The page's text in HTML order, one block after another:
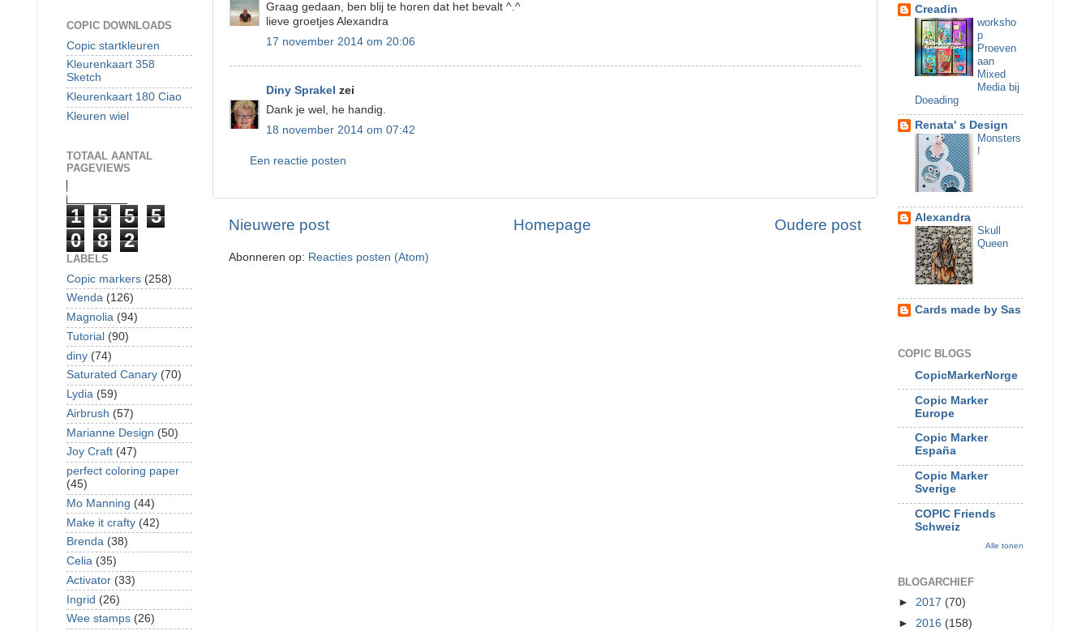
Graag gedaan, ben blij te horen dat het bevalt ^.^
lieve groetjes Alexandra
17 november 2014 om 20:06
Diny Sprakel zei
Dank je wel, he handig.
18 november 2014 om 07:42
Een reactie posten
Nieuwere post Oudere post
Homepage
Abonneren op: Reacties posten (Atom)
COPIC DOWNLOADS
Copic startkleuren
Kleurenkaart 358
Sketch
Kleurenkaart 180 Ciao
Kleuren wiel
TOTAAL AANTAL
PAGEVIEWS
1 5 5
5
0
8 2
LABELS
Copic markers (258)
Wenda (126)
Magnolia (94)
Tutorial (90)
diny (74)
Saturated Canary (70)
Lydia (59)
Airbrush (57)
Marianne Design (50)
Joy Craft (47)
perfect coloring paper
(45)
Mo Manning (44)
Make it crafty (42)
Brenda (38)
Celia (35)
Activator (33)
Ingrid (26)
Wee stamps (26)
Creadin
worksho
p
Proeven
aan
Mixed
Media bij
Doeading
Renata' s Design
Monsters
!
Alexandra
Skull
Queen
Cards made by Sas
COPIC BLOGS
CopicMarkerNorge
Copic Marker
Europe
Copic Marker
España
Copic Marker
Sverige
COPIC Friends
Schweiz
Alle tonen
BLOGARCHIEF
► 2017 (70)
► 2016 (158)